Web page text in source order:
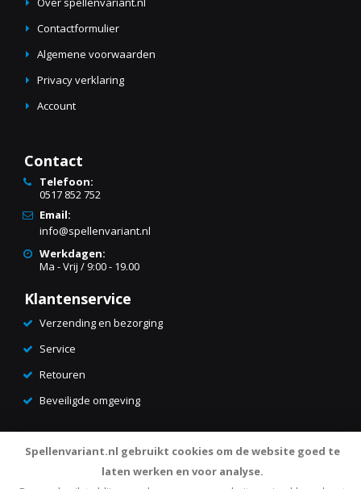
Contactformulier
Algemene voorwaarden
Privacy verklaring
Account
Contact
Telefoon:
0517 852 752
Email:
info@spellenvariant.nl
Werkdagen:
Ma - Vrij / 9:00 - 19.00
Klantenservice
Verzending en bezorging
Service
Retouren
Beveiligde omgeving
Spellenvariant.nl gebruikt cookies om de website goed te
laten werken en voor analyse.